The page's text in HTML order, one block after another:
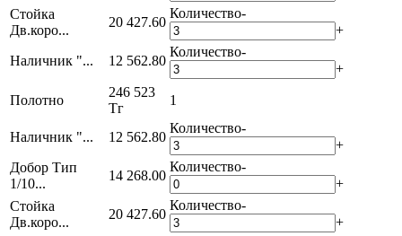
Стойка
Дв.коро...
20 427.60
Количество-
+
Наличник "...
12 562.80
Количество-
+
Полотно
246 523
Тг
1
Наличник "... 12 562.80
Количество-
+
Добор Тип
1/10...
14 268.00
Количество-
+
Стойка
Дв.коро...
20 427.60
Количество-
+